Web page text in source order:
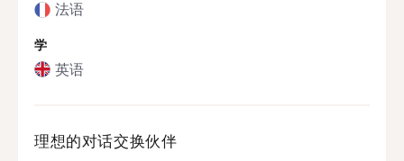
法语
学
英语
理想的对话交换伙伴